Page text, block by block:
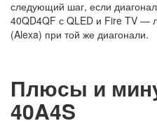
следующий шаг, если
40QD4QF с QLED и Fire TV —
(Alexa) при той же диагонали.
Плюсы и
40A4S